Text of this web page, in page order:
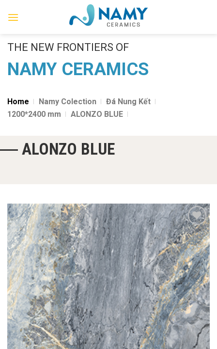
THE NEW FRONTIERS OF
NAMY CERAMICS
Home Namy Colection
Đá Nung Kết
1200*2400 mm
ALONZO BLUE
ALONZO BLUE
Add to
wishlist